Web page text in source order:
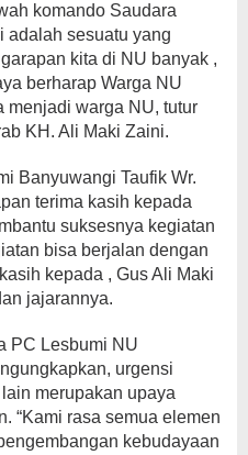
komando Saudara
adalah sesuatu yang
kita di NU banyak ,
berharap Warga NU
menjadi warga NU, tutur
KH. Ali Maki Zaini.
Banyuwangi Taufik Wr.
terima kasih kepada
suksesnya kegiatan
bisa berjalan dengan
kepada , Gus Ali Maki
jajarannya.
PC Lesbumi NU
urgensi
merupakan upaya
“Kami rasa semua elemen
kebudayaan